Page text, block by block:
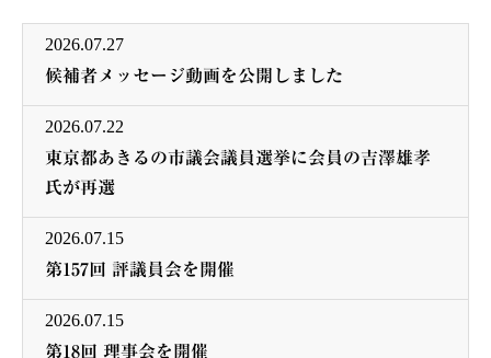
2026.07.27
候補者メッセージ動画を公開しました
2026.07.22
東京都あきるの市議会議員選挙に会員の吉澤雄孝
氏が再選
2026.07.15
第157回 評議員会を開催
2026.07.15
第18回 理事会を開催